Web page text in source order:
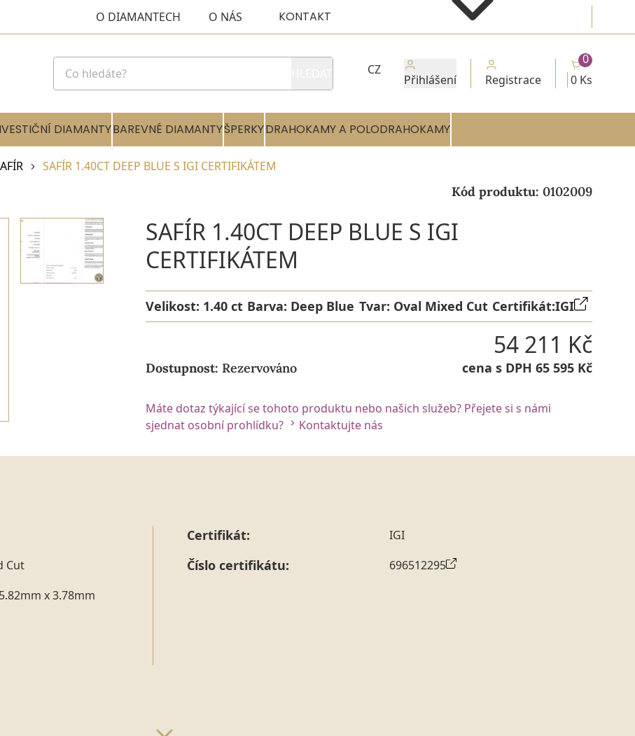
O DIAMANTECH O NÁS KONTAKT
CZ
Přihlášení Registrace 0 Ks
0
DIAMANTYBAREVNÉ DIAMANTYŠPERKYDRAHOKAMY A POLODRAHOKAMY
SAFÍR 1.40CT DEEP BLUE S IGI CERTIFIKÁTEM
Kód produktu: 0102009
SAFÍR 1.40CT DEEP BLUE S IGI
CERTIFIKÁTEM
Velikost: 1.40 ct Barva: Deep Blue Tvar: Oval Mixed Cut Certifikát:IGI
Dostupnost: Rezervováno
54 211 Kč
cena s DPH 65 595 Kč
Máte dotaz týkající se tohoto produktu nebo našich služeb? Přejete si s námi
sjednat osobní prohlídku?
Kontaktujte nás
Cut
x 3.78mm
Certifikát: IGI
Číslo certifikátu: 696512295